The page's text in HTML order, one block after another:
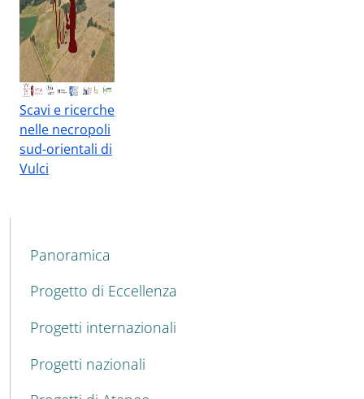
Scavi e ricerche
nelle necropoli
sud-orientali di
Vulci
MENU CEV SECOND NAVIGATION
Panoramica
Progetto di Eccellenza
Progetti internazionali
Progetti nazionali